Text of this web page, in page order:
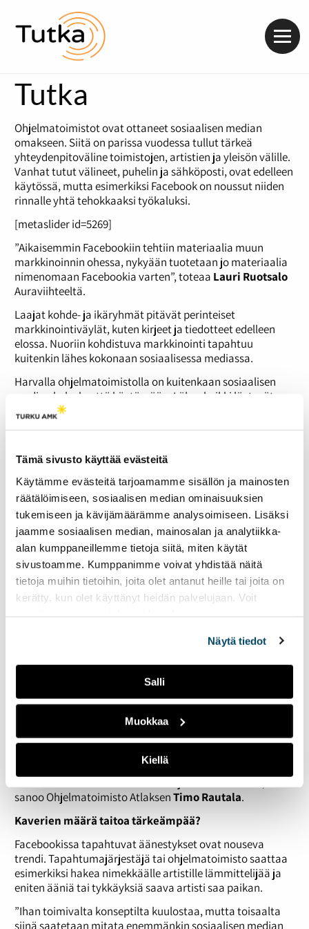
Tämä sivusto käyttää evästeitä
Käytämme evästeitä tarjoamamme sisällön ja mainosten
räätälöimiseen, sosiaalisen median ominaisuuksien
tukemiseen ja kävijämäärämme analysoimiseen. Lisäksi
jaamme sosiaalisen median, mainosalan ja analytiikka-
alan kumppaneillemme tietoja siitä, miten käytät
sivustoamme. Kumppanimme voivat yhdistää näitä
tietoja muihin tietoihin, joita olet antanut heille tai joita on
kerätty, kun olet käyttänyt heidän palvelujaan. Voit
Näytä tiedot
Salli
Muokkaa
Kiellä
Tutka
Ohjelmatoimistot ovat ottaneet sosiaalisen median
omakseen. Siitä on parissa vuodessa tullut tärkeä
yhteydenpitoväline toimistojen, artistien ja yleisön välille.
Vanhat tutut välineet, puhelin ja sähköposti, ovat edelleen
käytössä, mutta esimerkiksi Facebook on noussut niiden
rinnalle yhtä tehokkaaksi työkaluksi.
[metaslider id=5269]
”Aikaisemmin Facebookiin tehtiin materiaalia muun
markkinoinnin ohessa, nykyään tuotetaan jo materiaalia
nimenomaan Facebookia varten”, toteaa Lauri Ruotsalo
Auraviihteeltä.
Laajat kohde- ja ikäryhmät pitävät perinteiset
markkinointiväylät, kuten kirjeet ja tiedotteet edelleen
elossa. Nuoriin kohdistuva markkinointi tapahtuu
kuitenkin lähes kokonaan sosiaalisessa mediassa.
Harvalla ohjelmatoimistolla on kuitenkaan sosiaalisen
median koko kenttä käytössään. Lähes kaikki löytyvät
Facebookista, mutta esimerkiksi Twitteriä käyttävät vain
harvat. Vielä harvemmilla on esimerkiksi Youtube- tai
Ohjelmatoimistoja lähestytään vielä perinteisin
keinoin
Sosiaalisen median merkitys uusien artistien
metsästämisessä on myös kasvanut.
”On paljon helpompaa tutustua bändiin Facebookissa ja
sitten kuunnella musiikkia vaikka Soundcloudista kuin
juosta keikoilla tai treenikämpillä”, sanooSebastian
WärnströmOhjelmatoimisto Sidebusiness Ay:stä.
Bändit kuitenkin lähestyvät ohjelmatoimistoja edelleen
puhelimitse ja sähköpostitse.
”Jonkun verran lähestytään sosiaalisessa mediassa, ei
lähestyminen koetaan vielä ei-niin-hyväksytyksi,
mieluummin soitetaan tai lähetetään sähköpostia,
parhaimmista tapauksissa tehdään molemmat”, toteaa
Dex Viihteeltä.
”Asiakaslähtöiset kyselyt tulevat myös nykyään
helpommin sosiaalisen median kautta. Bändeihin
tutustutaan ensin netissä ja sen jälkeen se tilataan niin
sanoo Ohjelmatoimisto AtlaksenTimo Rautala.
Kaverien määrä taitoa tärkeämpää?
Facebookissa tapahtuvat äänestykset ovat nouseva
trendi. Tapahtumajärjestäjä tai ohjelmatoimisto saattaa
esimerkiksi hakea nimekkäälle artistille lämmittelijää ja
eniten ääniä tai tykkäyksiä saava artisti saa paikan.
”Ihan toimivalta konseptilta kuulostaa, mutta toisaalta
siinä saatetaan mitata enemmänkin sosiaalisen median